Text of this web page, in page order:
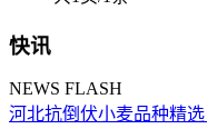
快讯
NEWS FLASH
河北抗倒伏小麦品种精